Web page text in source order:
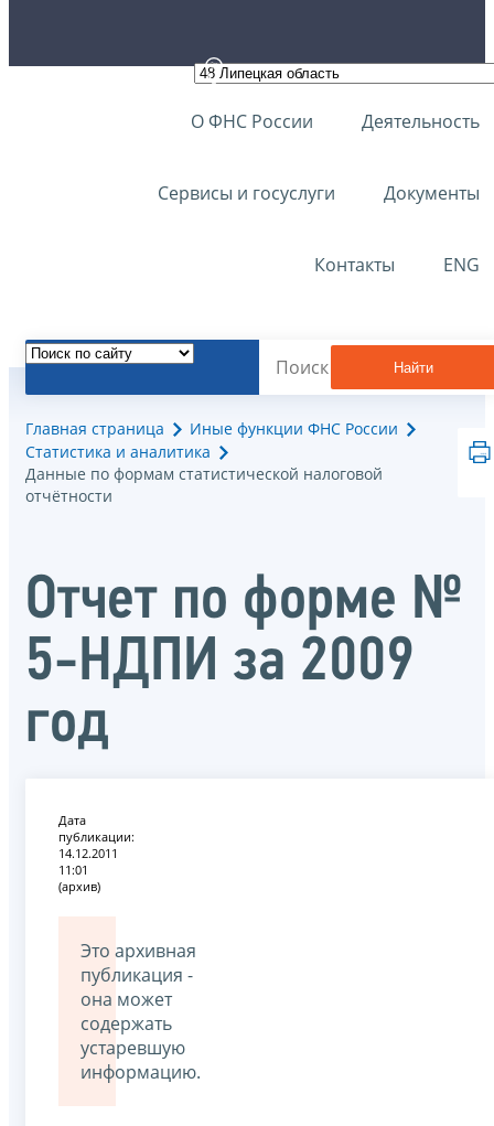
О ФНС России Деятельность
Сервисы и госуслуги Документы
Контакты ENG
Найти
Главная страница
Иные функции ФНС России
Статистика и аналитика
Данные по формам статистической налоговой
отчётности
Отчет по форме №
5-НДПИ за 2009
год
Дата
публикации:
14.12.2011
11:01
(архив)
Это архивная
публикация -
она может
содержать
устаревшую
информацию.